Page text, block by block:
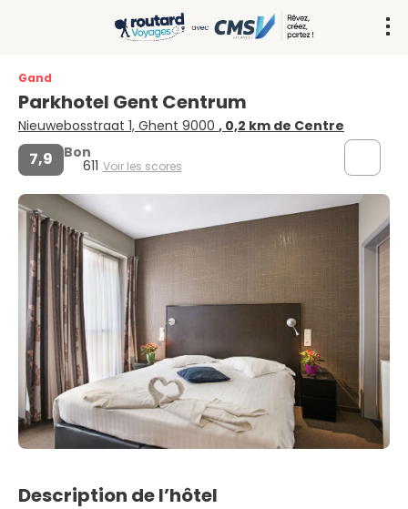
Gand
Parkhotel Gent Centrum
Nieuwebosstraat 1, Ghent 9000 , 0,2 km de Centre
7,9 Bon
611 Voir les scores
Description de l’hôtel